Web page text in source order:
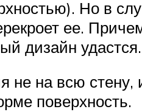
Но в
ее.
дизайн удастся.
не на всю стену,
поверхность.